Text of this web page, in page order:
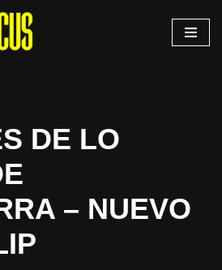
DE LO
– NUEVO